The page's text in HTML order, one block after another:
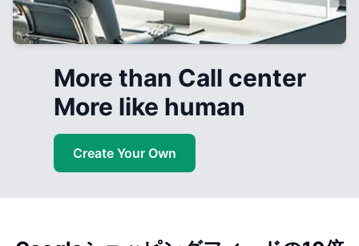
More than Call center
More like human
Create Your Own